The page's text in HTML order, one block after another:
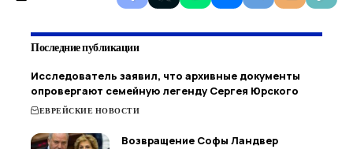
Последние публикации
Исследователь заявил, что архивные документы
опровергают семейную легенду Сергея Юрского
ЕВРЕЙСКИЕ НОВОСТИ
Возвращение Софы Ландвер